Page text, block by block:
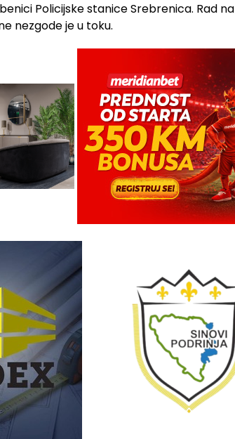
Policijske stanice Srebrenica. Rad na
nezgode je u toku.